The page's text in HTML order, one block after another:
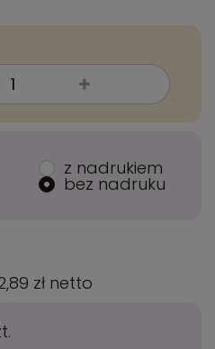
z nadrukiem
bez nadruku
zł netto